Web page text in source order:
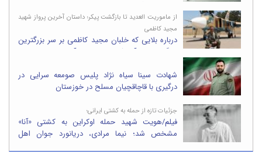
از ماموریت العدید تا بازگشت پیکر؛ داستان آخرین پرواز شهید
مجید کاظمی
درباره بلایی که خلبان مجید کاظمی بر سر بزرگترین
پایگاه نظامی آمریکا در خاورمیانه آورد/تصاویر
شهادت سینا سیاه نژاد پلیس صومعه سرایی در
درگیری با قاچاقچیان مسلح در خوزستان
جزئیات تازه از حمله به کشتی ایرانی؛
فیلم/هویت شهید حمله اوکراین به کشتی «آنا»
مشخص شد؛ نیما مرادی، دریانورد جوان اهل